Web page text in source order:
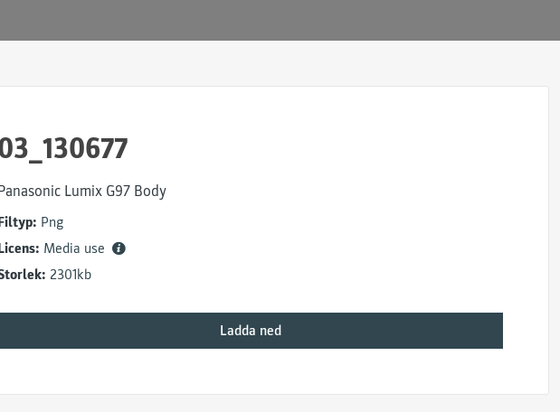
Lumix G97 Body
Png
Media use
2301kb
Ladda ned